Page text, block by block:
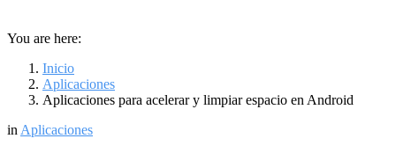
You are here:
Inicio
Aplicaciones
Aplicaciones para acelerar y limpiar espacio en Android
in Aplicaciones